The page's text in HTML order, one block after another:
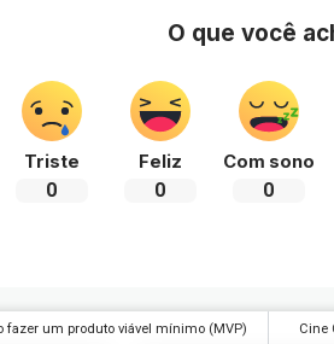
O que você
Triste
0
Feliz
0
Com sono
0
fazer um produto viável mínimo (MVP) Cine